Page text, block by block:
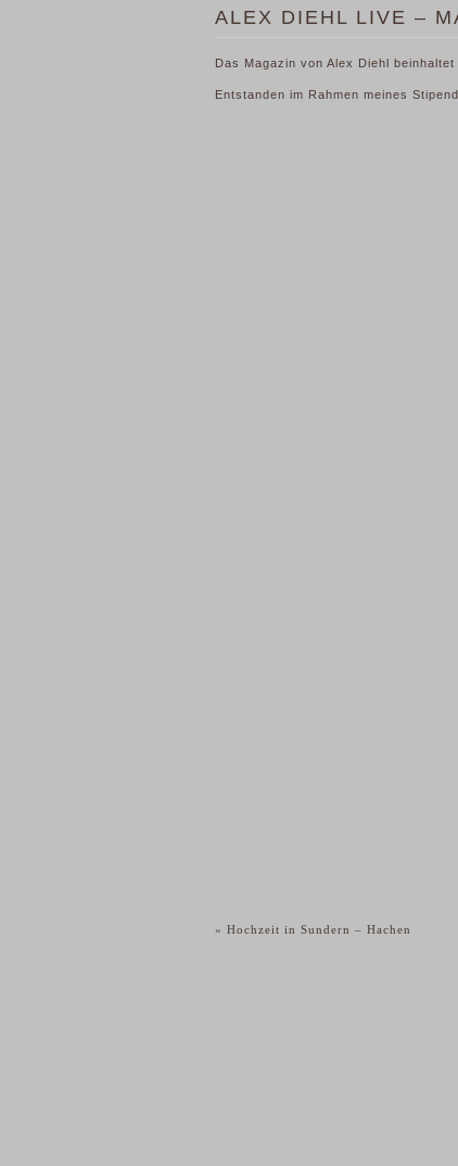
ALEX DIEHL LIVE –
Das Magazin von Alex Diehl
Entstanden im Rahmen meines
« Hochzeit in Sundern – Hachen